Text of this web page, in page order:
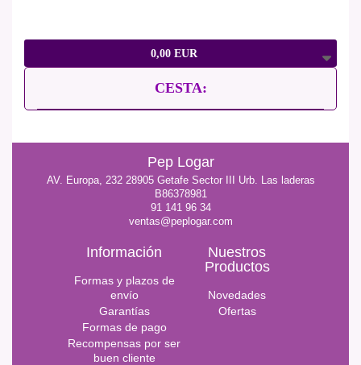
0,00 EUR
CESTA:
Pep Logar
AV. Europa, 232 28905 Getafe Sector III Urb. Las laderas
B86378981
91 141 96 34
ventas@peplogar.com
Información
Formas y plazos de
envío
Garantías
Formas de pago
Recompensas por ser
buen cliente
Nuestros
Productos
Novedades
Ofertas